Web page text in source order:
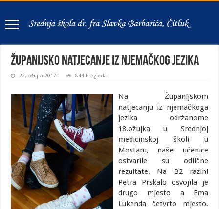
Županijsko natjecanje iz njemačkog jezika
22. ožujka 2017. 844 Pregleda
Na Županijskom
natjecanju iz njemačkoga
jezika održanome
18.ožujka u Srednjoj
medicinskoj školi u
Mostaru, naše učenice
ostvarile su odlične
rezultate. Na B2 razini
Petra Prskalo osvojila je
drugo mjesto a Ema
Lukenda četvrto mjesto.